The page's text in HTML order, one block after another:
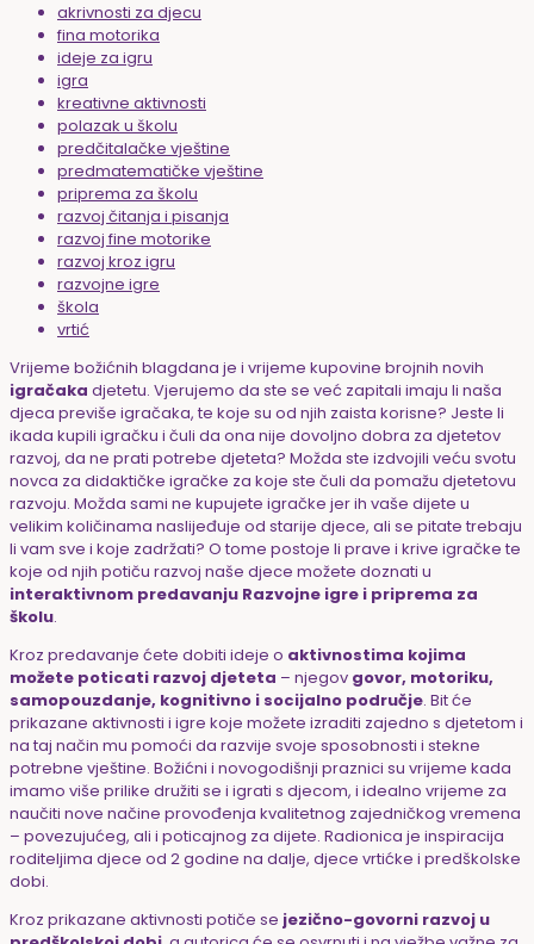
akrivnosti za djecu
fina motorika
ideje za igru
igra
kreativne aktivnosti
polazak u školu
predčitalačke vještine
predmatematičke vještine
priprema za školu
razvoj čitanja i pisanja
razvoj fine motorike
razvoj kroz igru
razvojne igre
škola
vrtić
Vrijeme božićnih blagdana je i vrijeme kupovine brojnih novih
igračaka djetetu. Vjerujemo da ste se već zapitali imaju li naša
djeca previše igračaka, te koje su od njih zaista korisne? Jeste li
ikada kupili igračku i čuli da ona nije dovoljno dobra za djetetov
razvoj, da ne prati potrebe djeteta? Možda ste izdvojili veću svotu
novca za didaktičke igračke za koje ste čuli da pomažu djetetovu
razvoju. Možda sami ne kupujete igračke jer ih vaše dijete u
velikim količinama naslijeđuje od starije djece, ali se pitate trebaju
li vam sve i koje zadržati? O tome postoje li prave i krive igračke te
koje od njih potiču razvoj naše djece možete doznati u
interaktivnom predavanju Razvojne igre i priprema za
školu.
Kroz predavanje ćete dobiti ideje o aktivnostima kojima
možete poticati razvoj djeteta – njegov govor, motoriku,
samopouzdanje, kognitivno i socijalno područje. Bit će
prikazane aktivnosti i igre koje možete izraditi zajedno s djetetom i
na taj način mu pomoći da razvije svoje sposobnosti i stekne
potrebne vještine. Božićni i novogodišnji praznici su vrijeme kada
imamo više prilike družiti se i igrati s djecom, i idealno vrijeme za
naučiti nove načine provođenja kvalitetnog zajedničkog vremena
– povezujućeg, ali i poticajnog za dijete. Radionica je inspiracija
roditeljima djece od 2 godine na dalje, djece vrtićke i predškolske
dobi.
Kroz prikazane aktivnosti potiče se jezično-govorni razvoj u